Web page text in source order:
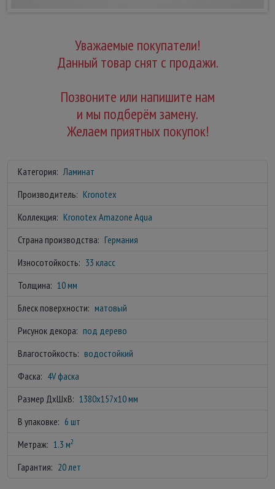
Уважаемые покупатели!
Данный товар снят с продажи.
Позвоните или напишите нам
и мы подберём замену.
Желаем приятных покупок!
Категория: Ламинат
Производитель: Kronotex
Коллекция: Kronotex Amazone Aqua
Страна производства: Германия
Износотойкость: 33 класс
Толщина: 10 мм
Блеск поверхности: матовый
Рисунок декора: под дерево
Влагостойкость: водостойкий
Фаска: 4V фаска
Размер ДхШхВ: 1380x157x10 мм
В упаковке: 6 шт
Метраж: 1.3 м2
Гарантия: 20 лет